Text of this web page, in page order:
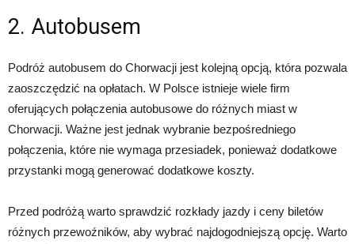
2. Autobusem
Podróż autobusem do Chorwacji jest kolejną opcją, która pozwala
zaoszczędzić na opłatach. W Polsce istnieje wiele firm
oferujących połączenia autobusowe do różnych miast w
Chorwacji. Ważne jest jednak wybranie bezpośredniego
połączenia, które nie wymaga przesiadek, ponieważ dodatkowe
przystanki mogą generować dodatkowe koszty.
Przed podróżą warto sprawdzić rozkłady jazdy i ceny biletów
różnych przewoźników, aby wybrać najdogodniejszą opcję. Warto